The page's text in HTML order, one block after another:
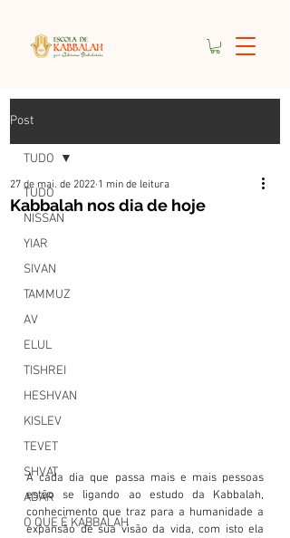
Post
TUDO
NISSAN
YIAR
SIVAN
TAMMUZ
AV
ELUL
TISHREI
HESHVAN
KISLEV
TEVET
SHVAT
ADAR
O QUE É KABBALAH
TUDO
Kabbalah nos dia de hoje
27 de mai. de 2022 1 min de leitura
A cada dia que passa mais e mais pessoas
estão se ligando ao estudo da Kabbalah,
conhecimento que traz para a humanidade a
expansão de sua visão da vida, com isto ela